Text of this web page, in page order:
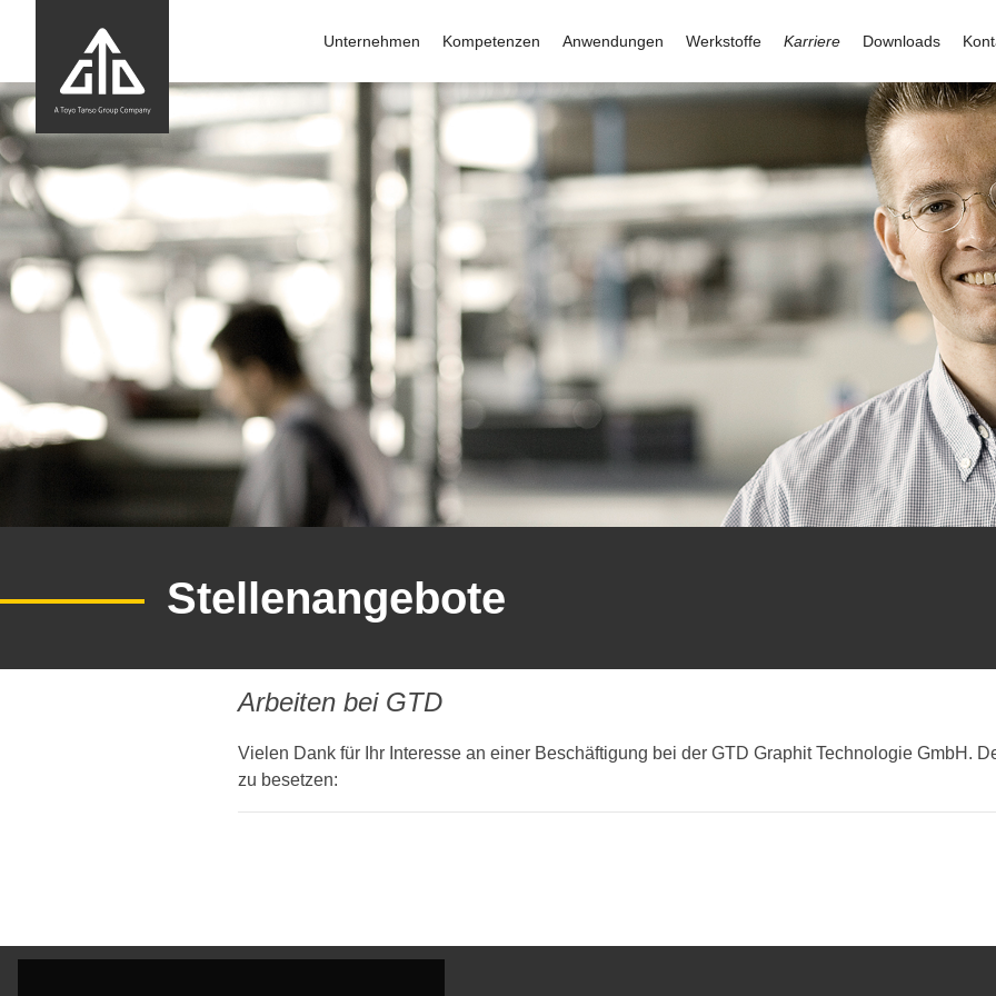
Unternehmen Kompetenzen Anwendungen Werkstoffe Karriere Downloads
Stellenangebote
Arbeiten bei GTD
Vielen Dank für Ihr Interesse an einer Beschäftigung bei der GTD Graphit Technologie GmbH.
zu besetzen: